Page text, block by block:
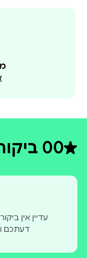
0דירוג
0 ביקורות
עדיין אין
דעתכם